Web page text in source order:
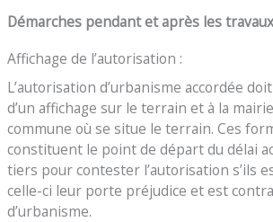
Démarches pendant et après les
Affichage de l’autorisation :
L’autorisation d’urbanisme accordée
d’un affichage sur le terrain et à la
commune où se situe le terrain. Ces
constituent le point de départ du délai
tiers pour contester l’autorisation s’ils
celle-ci leur porte préjudice et est
d’urbanisme.